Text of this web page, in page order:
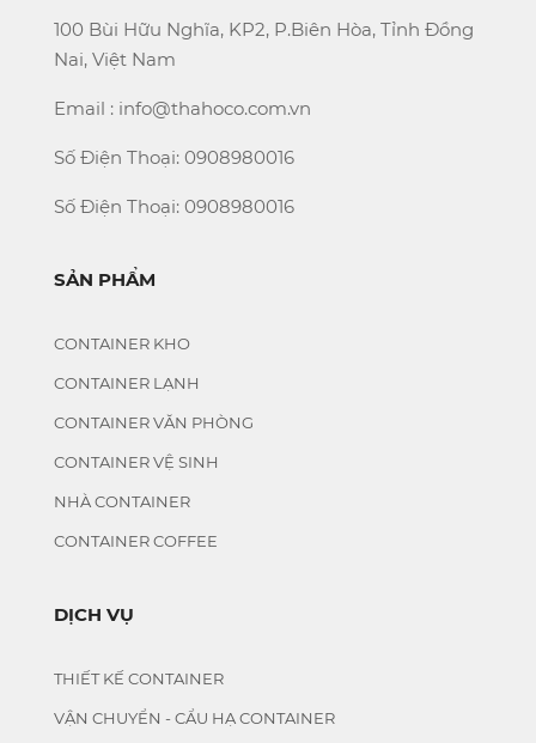
100 Bùi Hữu Nghĩa, KP2, P.Biên Hòa, Tỉnh Đồng
Nai, Việt Nam
Email : info@thahoco.com.vn
Số Điện Thoại: 0908980016
Số Điện Thoại: 0908980016
SẢN PHẨM
CONTAINER KHO
CONTAINER LẠNH
CONTAINER VĂN PHÒNG
CONTAINER VỆ SINH
NHÀ CONTAINER
CONTAINER COFFEE
DỊCH VỤ
THIẾT KẾ CONTAINER
VẬN CHUYỂN - CẨU HẠ CONTAINER